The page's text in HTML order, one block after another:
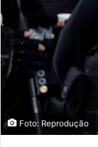
Foto: Reprodução